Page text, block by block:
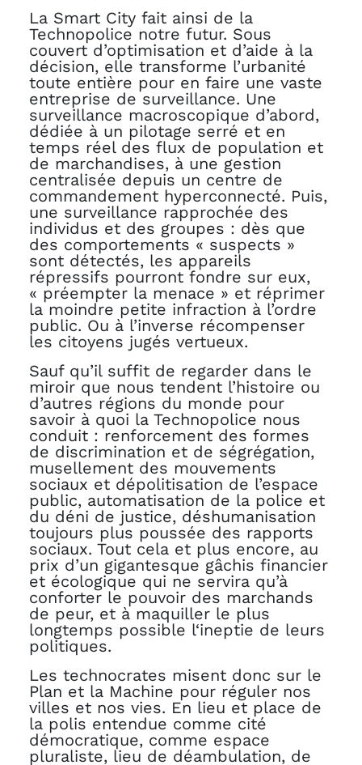
La Smart City fait ainsi de la
Technopolice notre futur. Sous
couvert d’optimisation et d’aide à la
décision, elle transforme l’urbanité
toute entière pour en faire une vaste
entreprise de surveillance. Une
surveillance macroscopique d’abord,
dédiée à un pilotage serré et en
temps réel des flux de population et
de marchandises, à une gestion
centralisée depuis un centre de
commandement hyperconnecté. Puis,
une surveillance rapprochée des
individus et des groupes : dès que
des comportements « suspects »
sont détectés, les appareils
répressifs pourront fondre sur eux,
« préempter la menace » et réprimer
la moindre petite infraction à l’ordre
public. Ou à l’inverse récompenser
les citoyens jugés vertueux.
Sauf qu’il suffit de regarder dans le
miroir que nous tendent l’histoire ou
d’autres régions du monde pour
savoir à quoi la Technopolice nous
conduit : renforcement des formes
de discrimination et de ségrégation,
musellement des mouvements
sociaux et dépolitisation de l’espace
public, automatisation de la police et
du déni de justice, déshumanisation
toujours plus poussée des rapports
sociaux. Tout cela et plus encore, au
prix d’un gigantesque gâchis financier
et écologique qui ne servira qu’à
conforter le pouvoir des marchands
de peur, et à maquiller le plus
longtemps possible l‘ineptie de leurs
politiques.
Les technocrates misent donc sur le
Plan et la Machine pour réguler nos
villes et nos vies. En lieu et place de
la polis entendue comme cité
démocratique, comme espace
pluraliste, lieu de déambulation, de